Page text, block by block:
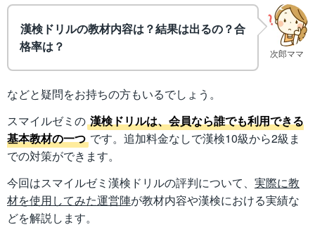
次郎ママ
漢検ドリルの教材内容は？結果は出るの？合
格率は？
などと疑問をお持ちの方もいるでしょう。
スマイルゼミの 漢検ドリルは、会員なら誰でも利用できる
基本教材の一つ です。追加料金なしで漢検10級から2級ま
での対策ができます。
今回はスマイルゼミ漢検ドリルの評判について、 実際に教
材を使用してみた運営陣が教材内容や漢検における実績な
どを解説します。